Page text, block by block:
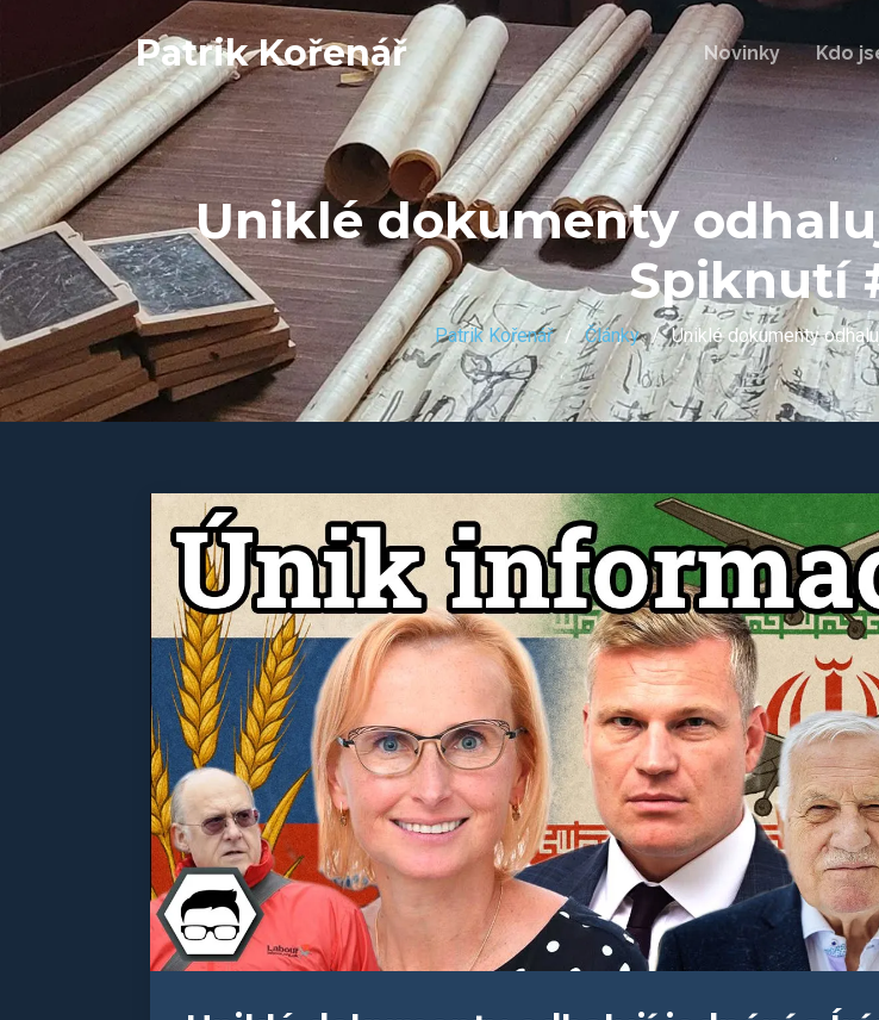
Patrik Kořenář Novinky Kdo
Uniklé dokumenty
Spiknutí
Patrik Kořenář Články Uniklé dokumenty